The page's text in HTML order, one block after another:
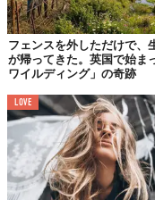
ろう。だから知らず知
リー」や「わかりやす
結果、同じようなビジネ
人間
では、なぜ私たちは「
れは、人間は「完全」
フェンスを外しただけで、
が帰ってきた。英国で始ま
ワイルディング」の奇跡
LOVE